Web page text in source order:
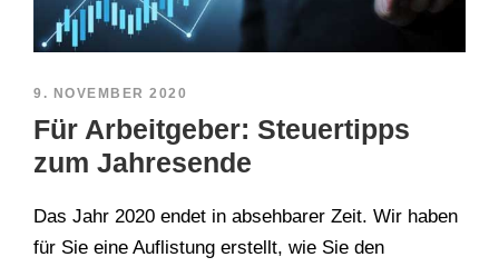
9. NOVEMBER 2020
Für Arbeitgeber: Steuertipps
zum Jahresende
Das Jahr 2020 endet in absehbarer Zeit. Wir haben
für Sie eine Auflistung erstellt, wie Sie den